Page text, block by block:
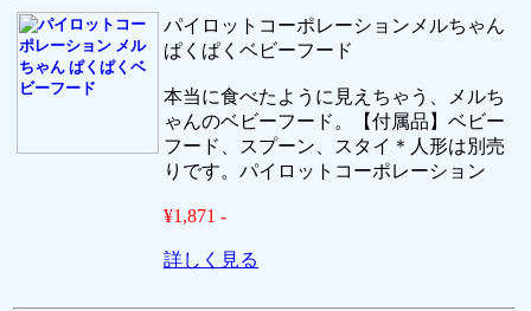
パイロットコーポレーションメルちゃん
ぱくぱくベビーフード
本当に食べたように見えちゃう、メルち
ゃんのベビーフード。【付属品】ベビー
フード、スプーン、スタイ＊人形は別売
りです。パイロットコーポレーション
¥1,871 -
詳しく見る